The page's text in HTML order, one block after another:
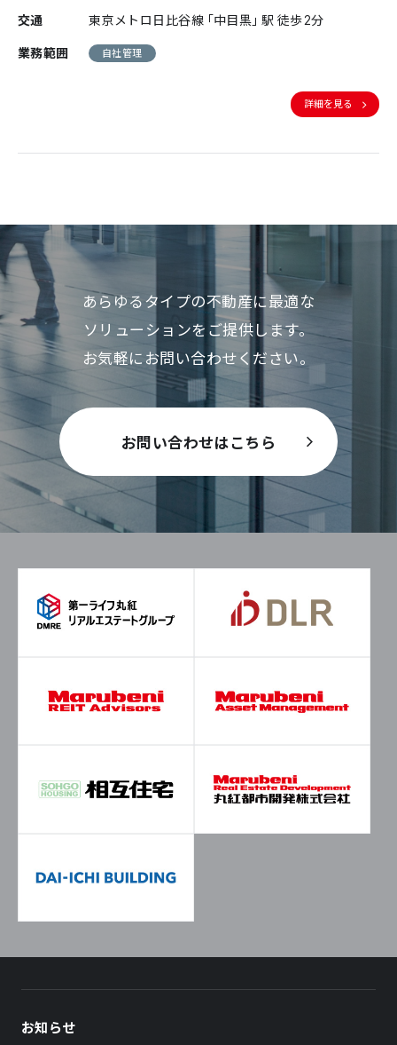
交通
東京メトロ日比谷線「中目黒」駅 徒歩2分
業務範囲
自社管理
詳細を見る
あらゆるタイプの不動産に最適な
ソリューションをご提供します。
お気軽にお問い合わせください。
お問い合わせはこちら
お知らせ